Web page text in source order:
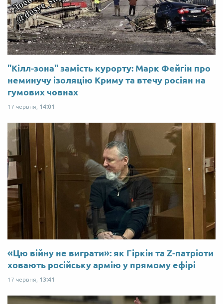
"Кілл-зона" замість курорту: Марк Фейгін про
неминучу ізоляцію Криму та втечу росіян на
гумових човнах
17 червня, 14:01
«Цю війну не виграти»: як Гіркін та Z-патріоти
ховають російську армію у прямому ефірі
17 червня, 13:41